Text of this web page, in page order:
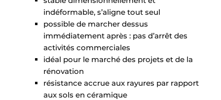
indéformable, s’aligne tout seul
possible de marcher dessus
immédiatement après : pas d’arrêt des
activités commerciales
idéal pour le marché des projets et de la
rénovation
résistance accrue aux rayures par rapport
aux sols en céramique